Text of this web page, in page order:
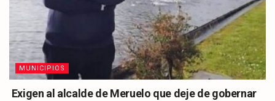
MUNICIPIOS
Exigen al alcalde de Meruelo que deje de gobernar